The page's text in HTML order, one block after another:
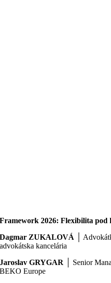
Framework 2026: Flexibilita pod
Dagmar ZUKALOVÁ │
advokátska kancelária
Jaroslav GRYGAR │ Senior
BEKO Europe